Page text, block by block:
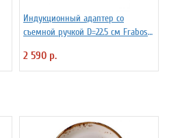
Индукционный адаптер со
съемной ручкой D=22.5 см Frabosk
2 590 р.